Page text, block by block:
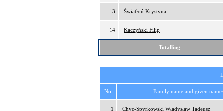
13 Światłoń Krystyna
14 Kaczyński Filip
Totalling
No. Family name and given names
1 Chyc-Spyrkowski Władysław Tadeusz